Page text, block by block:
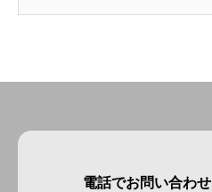
電話でお問い合わせ